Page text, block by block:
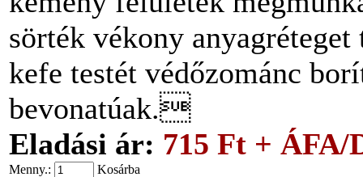
sörték vékony
kefe testét védőzománc
bevonatúak.
Eladási ár: 715 Ft + ÁFA/
Menny.: Kosárba